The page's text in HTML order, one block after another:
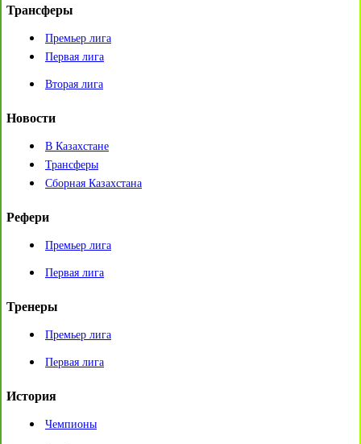
Трансферы
Премьер лига
Первая лига
Вторая лига
Новости
В Казахстане
Трансферы
Сборная Казахстана
Рефери
Премьер лига
Первая лига
Тренеры
Премьер лига
Первая лига
История
Чемпионы